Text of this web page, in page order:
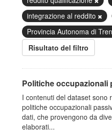
integrazione al reddito
Provincia Autonoma di
Risultato del filtro
Politiche occupazionali
I contenuti del dataset sono
politiche occupazionali
dati, che provengono da
elaborati...